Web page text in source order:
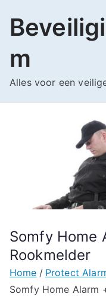
naar
inhoud
m
Alles voor een
Somfy Home
Rookmelder
Home
Protect
Somfy Home Alarm